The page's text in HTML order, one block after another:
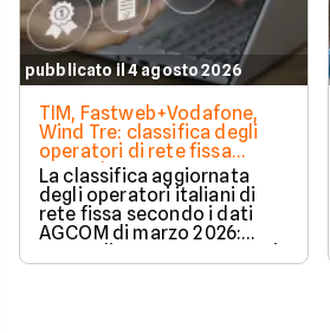
pubblicato il 4 agosto 2026
TIM, Fastweb+Vodafone,
Wind Tre: classifica degli
operatori di rete fissa
secondo AGCOM
La classifica aggiornata
degli operatori italiani di
rete fissa secondo i dati
AGCOM di marzo 2026:
quote di mercato, sorpassi
e new entry.